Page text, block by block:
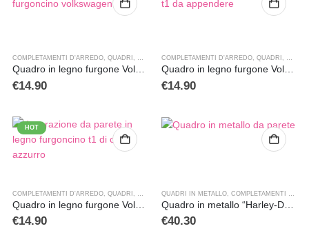
COMPLETAMENTI D'ARREDO, QUADRI , QUADRI CASA
Quadro in legno furgone Volkswagen T1
€14.90
COMPLETAMENTI D'ARREDO, QUADRI ,
Quadro in legno furgone Volkswagen T1 colore rosso
€14.90
HOT
COMPLETAMENTI D'ARREDO, QUADRI QUADRI CASA
Quadro in legno furgone Volkswagen T1 di colore azzurro
€14.90
QUADRI IN METALLO COMPLETAMENTI D'ARREDO
€40.30